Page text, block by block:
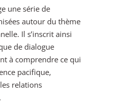
une série de
autour du thème
Il s’inscrit ainsi
de dialogue
à comprendre ce qui
pacifique,
relations